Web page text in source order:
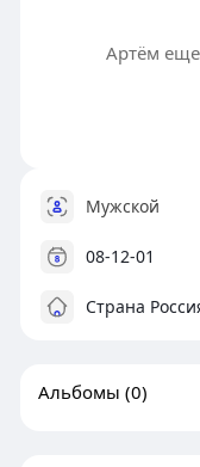
Артём
Мужской
08-12-01
Страна
Альбомы (0)